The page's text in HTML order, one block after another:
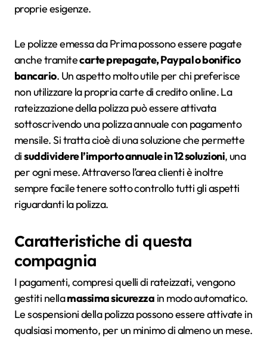
proprie esigenze.
Le polizze emessa da Prima possono essere pagate
anche tramitecarte prepagate, Paypal o bonifico
bancario. Un aspetto molto utile per chi preferisce
non utilizzare la propria carte di credito online. La
rateizzazione della polizza può essere attivata
sottoscrivendo una polizza annuale con pagamento
mensile. Si tratta cioè di una soluzione che permette
disuddividere l’importo annuale in 12 soluzioni, una
per ogni mese. Attraverso l’area clienti è inoltre
sempre facile tenere sotto controllo tutti gli aspetti
riguardanti la polizza.
Caratteristiche di questa
compagnia
I pagamenti, compresi quelli di rateizzati, vengono
gestiti nellamassima sicurezza in modo automatico.
Le sospensioni della polizza possono essere attivate in
qualsiasi momento, per un minimo di almeno un mese.